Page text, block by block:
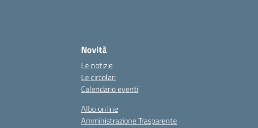
Novità
Le notizie
Le circolari
Calendario eventi
Albo online
Amministrazione Trasparente